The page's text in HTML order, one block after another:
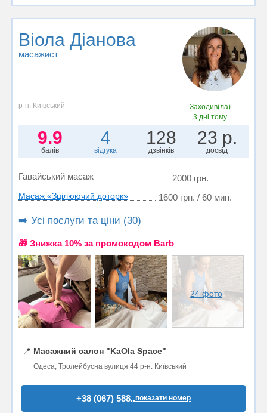
Віола Діанова
масажист
р-н. Київський
Заходив(ла)
3 дні тому
9.9
балів
4
відгука
128
дзвінків
23 р.
досвід
Гавайський масаж 2000 грн.
Масаж «Зцілюючий доторк» 1600 грн. / 60 мин.
➡️ Усі послуги та ціни (30)
🎁 Знижка 10% за промокодом Barb
24 фото
📍 Масажний салон "KaOla Space"
Одеса, Тролейбусна вулиця 44 р-н. Київський
+38 (067) 588..показати номер